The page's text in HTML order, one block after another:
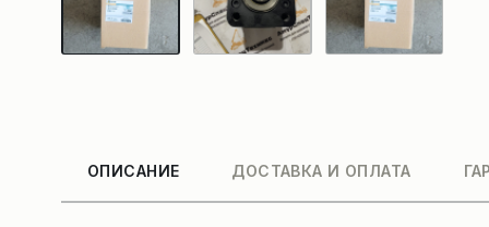
ОПИСАНИЕ ДОСТАВКА И ОПЛАТА